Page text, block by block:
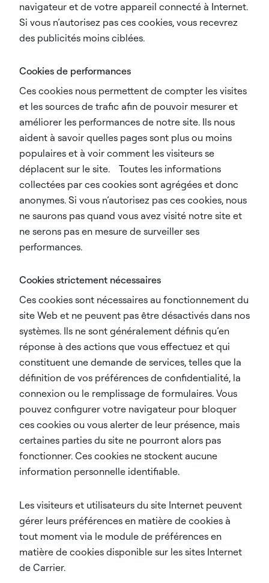
navigateur et de votre appareil connecté à Internet.
Si vous n’autorisez pas ces cookies, vous recevrez
des publicités moins ciblées.
Cookies de performances
Ces cookies nous permettent de compter les visites
et les sources de trafic afin de pouvoir mesurer et
améliorer les performances de notre site. Ils nous
aident à savoir quelles pages sont plus ou moins
populaires et à voir comment les visiteurs se
déplacent sur le site. Toutes les informations
collectées par ces cookies sont agrégées et donc
anonymes. Si vous n’autorisez pas ces cookies, nous
ne saurons pas quand vous avez visité notre site et
ne serons pas en mesure de surveiller ses
performances.
Cookies strictement nécessaires
Ces cookies sont nécessaires au fonctionnement du
site Web et ne peuvent pas être désactivés dans nos
systèmes. Ils ne sont généralement définis qu’en
réponse à des actions que vous effectuez et qui
constituent une demande de services, telles que la
définition de vos préférences de confidentialité, la
connexion ou le remplissage de formulaires. Vous
pouvez configurer votre navigateur pour bloquer
ces cookies ou vous alerter de leur présence, mais
certaines parties du site ne pourront alors pas
fonctionner. Ces cookies ne stockent aucune
information personnelle identifiable.
Les visiteurs et utilisateurs du site Internet peuvent
gérer leurs préférences en matière de cookies à
tout moment via le module de préférences en
matière de cookies disponible sur les sites Internet
de Carrier.